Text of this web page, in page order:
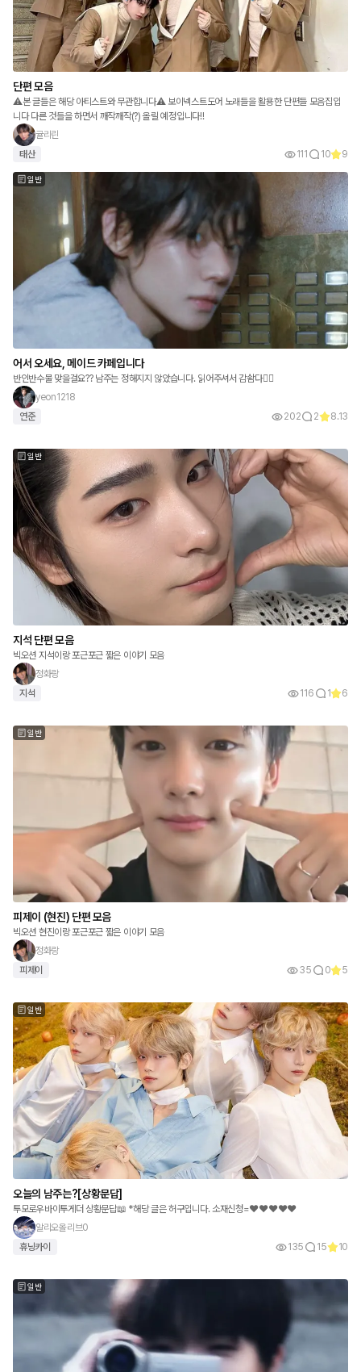
단편 모음
⚠️본 글들은 해당 아티스트와 무관합니다⚠️ 보이넥스트도어 노래들을 활용한 단편들 모음집입
니다 다른 것들을 하면서 깨작깨작(?) 올릴 예정입니다!!
귤리린
태산
111 10 9
일반
어서 오세요, 메이드 카페입니다
반인반수물 맞을걸요?? 남주는 정해지지 않았습니다. 읽어주셔서 감솸다🙇‍♂️
yeon1218
연준
202 2 8.13
일반
지석 단편 모음
빅오션 지석이랑 포근포근 짧은 이야기 모음
정화랑
지석
116 1 6
일반
피제이 (현진) 단편 모음
빅오션 현진이랑 포근포근 짧은 이야기 모음
정화랑
피제이
35 0 5
일반
오늘의 남주는?[상황문답]
투모로우바이투게더 상황문답📖 *해당 글은 허구입니다. 소재신청=❤️❤️❤️❤️❤️
알리오올리브0
휴닝카이
135 15 10
일반